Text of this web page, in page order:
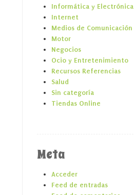
Informática y Electrónica
Internet
Medios de Comunicación
Motor
Negocios
Ocio y Entretenimiento
Recursos Referencias
Salud
Sin categoría
Tiendas Online
Meta
Acceder
Feed de entradas